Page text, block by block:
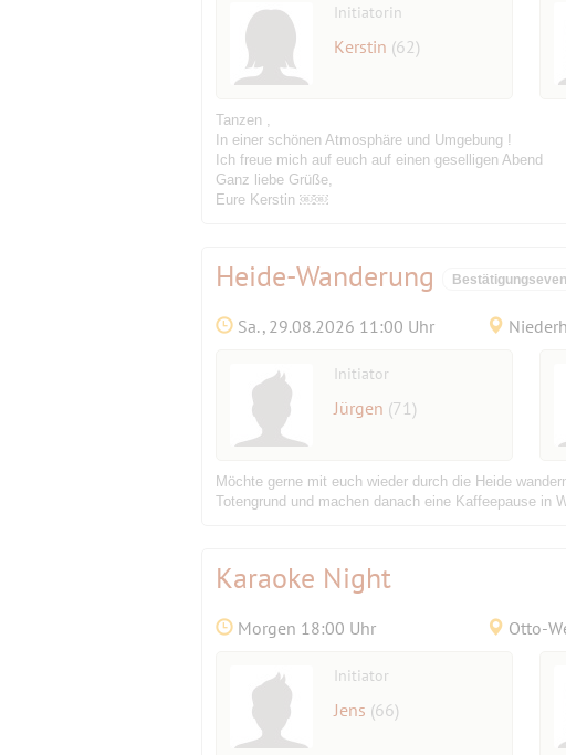
Initiatorin
Kerstin (62)
Tanzen ,
In einer schönen Atmosphäre und Umgebung !
Ich freue mich auf euch auf einen geselligen Abend
Ganz liebe Grüße,
Eure Kerstin ￼￼
Heide-Wanderung
Sa., 29.08.2026 11:00 Uhr
Initiator
Jürgen (71)
Möchte gerne mit euch wieder durch die Heide
Totengrund und machen danach eine Kaffeepause in
Karaoke Night
Morgen 18:00 Uhr Otto-
Initiator
Jens (66)